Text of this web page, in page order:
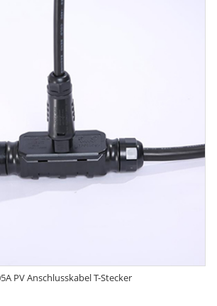
PV Anschlusskabel T-Stecker